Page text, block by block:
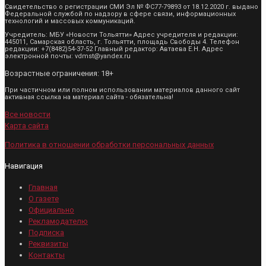
Свидетельство о регистрации СМИ Эл № ФС77-79893 от 18.12.2020 г. выдано
Федеральной службой по надзору в сфере связи, информационных
технологий и массовых коммуникаций.
Учредитель: МБУ «Новости Тольятти» Адрес учредителя и редакции:
445011, Самарская область, г. Тольятти, площадь Свободы 4. Телефон
редакции: +7(8482)54-37-52 Главный редактор: Автаева Е.Н. Адрес
электронной почты: vdmst@yandex.ru
Возрастные ограничения: 18+
При частичном или полном использовании материалов данного сайт
активная ссылка на материал сайта - обязательна!
Все новости
Карта сайта
Политика в отношении обработки персональных данных
Навигация
Главная
О газете
Официально
Рекламодателю
Подписка
Реквизиты
Контакты